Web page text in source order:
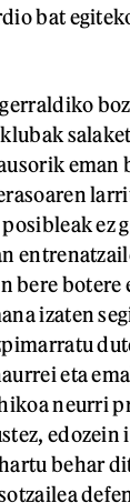
bat
ez
bere botere
izaten
eta
neurri
behar